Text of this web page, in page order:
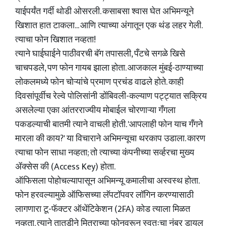
याईपर्यंत गर्दी थोडी ओसरली. कसाबसा श्वास घेत अभिमन्यूने
खिशात हात टाकला... आणि त्याच्या अंगातून एक थंड लहर गेली.
त्याचा फोन खिशात नव्हता!
त्याने घाईघाईने पाठीवरची बॅग तपासली, पँटचे सगळे खिसे
चाचपडले, पण फोन गायब झाला होता. आजकाल मुंबई-ठाण्याच्या
लोकलमध्ये फोन चोऱ्यांचे प्रमाण प्रचंड वाढले होते. काही
दिवसांपूर्वीच रेल्वे पोलिसांनी डोंबिवली-कल्याण पट्ट्यात सक्रिय
असलेल्या एका आंतरराज्यीय मोबाईल चोरणाऱ्या गँगला
पकडल्याची बातमी त्याने वाचली होती. 'आपलाही फोन याच गँगने
मारला की काय?' या विचाराने अभिमन्यूचा थरकाप उडाला. कारण
त्याचा फोन साधा नव्हता; तो त्याच्या कंपनीच्या सर्व्हरचा मुख्य
ॲक्सेस की (Access Key) होता.
ऑफिसला पोहोचल्यापासून अभिमन्यू कमालीचा अस्वस्थ होता.
फोन हरवल्यामुळे ऑफिसच्या लॅपटॉपवर लॉगिन करण्यासाठी
लागणारा टू-फॅक्टर ऑथेंटिकेशन (2FA) कोड त्याला मिळत